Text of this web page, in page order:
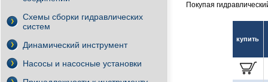
Схемы сборки гидравлических
систем
Динамический инструмент
Насосы и насосные установки
Покупая
купить